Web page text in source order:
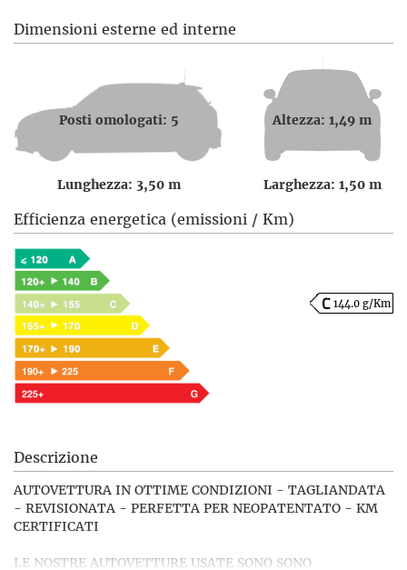
Dimensioni esterne ed interne
Posti omologati: 5
Lunghezza: 3,50 m
Altezza: 1,49 m
Larghezza: 1,50 m
Efficienza energetica (emissioni / Km)
144.0 g/Km
Descrizione
AUTOVETTURA IN OTTIME CONDIZIONI - TAGLIANDATA
- REVISIONATA - PERFETTA PER NEOPATENTATO - KM
CERTIFICATI
LE NOSTRE AUTOVETTURE USATE SONO SONO